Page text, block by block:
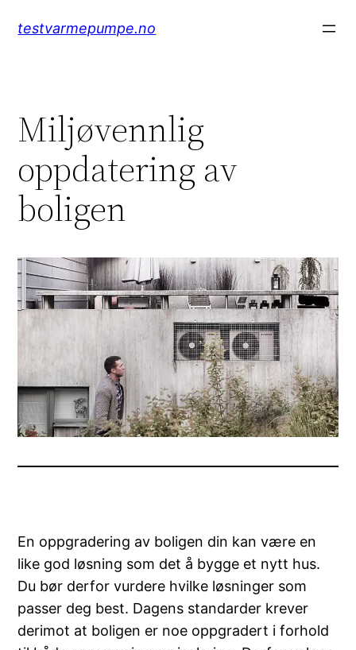
testvarmepumpe.no
Miljøvennlig
oppdatering av
boligen
En oppgradering av boligen din kan være en
like god løsning som det å bygge et nytt hus.
Du bør derfor vurdere hvilke løsninger som
passer deg best. Dagens standarder krever
derimot at boligen er noe oppgradert i forhold